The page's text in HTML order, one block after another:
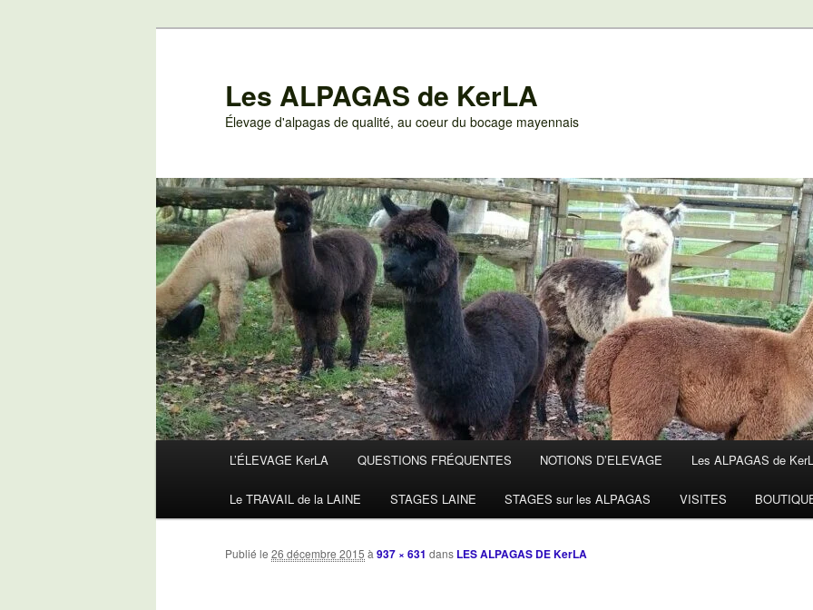
Les ALPAGAS de KerLA
Élevage d'alpagas de qualité, au coeur du bocage mayennais
L’ÉLEVAGE KerLA QUESTIONS FRÉQUENTES NOTIONS D’ELEVAGE Les ALPAGAS de
Le TRAVAIL de la LAINE STAGES LAINE STAGES sur les ALPAGAS VISITES
Publié le 26 décembre 2015 à937 × 631 dans LES ALPAGAS DE KerLA